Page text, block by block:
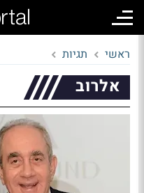
ראשי תגיות
אלרוב